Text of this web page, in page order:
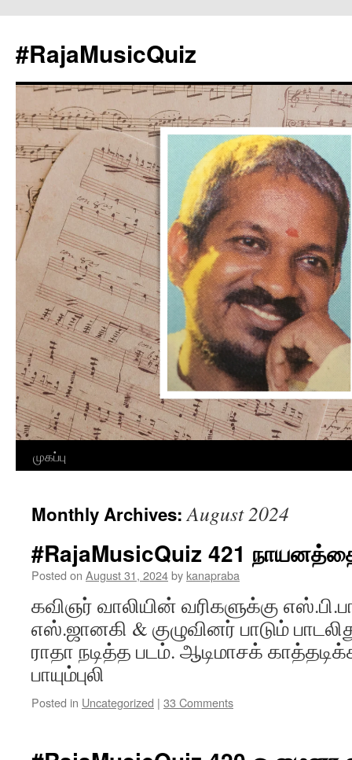
#RajaMusicQuiz
Skip
content
முகப்பு
Monthly Archives:August 2024
#RajaMusicQuiz 421
Posted on August 31, 2024by kanapraba
கவிஞர் வாலியின் வரிகளுக்கு
எஸ்.ஜானகி & குழுவினர் பாடும்
ராதா நடித்த படம். ஆடிமாசக்
பாயும்புலி
Posted in Uncategorized | 33 Comments